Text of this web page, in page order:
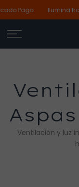
Ir
al
contenido
Pago Ilumina
Ventilación y luz